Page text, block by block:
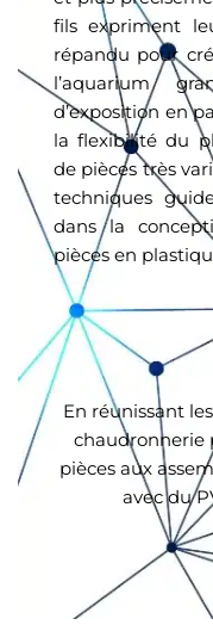
fils expriment
répandu pour
l’aquarium
d’exposition en
la flexibilité du
de pièces très
techniques
dans la
pièces en
En réunissant
chaudronnerie
pièces aux
avec du